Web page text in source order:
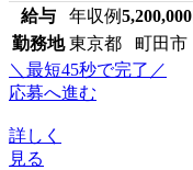
給与 年収例5,200,000
勤務地 東京都 町田市
＼最短45秒で完了／
応募へ進む
詳しく
見る